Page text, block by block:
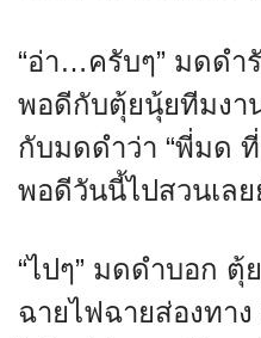
“อ่า…ครับๆ” มดดำ
พอดีกับตุ้ยนุ้ยทีมงา
กับมดดำว่า “พี่มด
พอดีวันนี้ไปสวนเลย
“ไปๆ” มดดำบอก ตุ้
ฉายไฟฉายส่องทา